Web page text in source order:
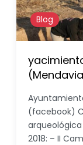
Blog
(facebook)
2018: – II